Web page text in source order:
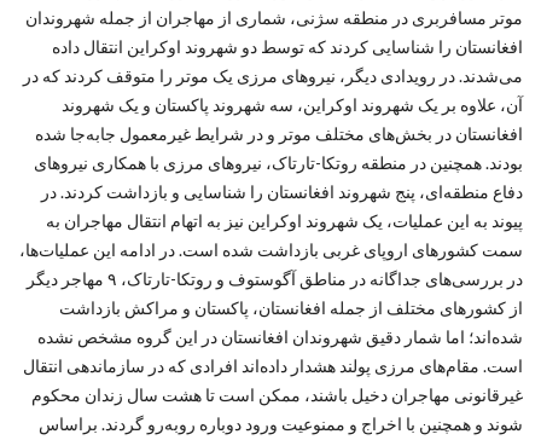
موتر مسافربری در منطقه سژنی، شماری از مهاجران از جمله شهروندان
افغانستان را شناسایی کردند که توسط دو شهروند اوکراین انتقال داده
می‌شدند. در رویدادی دیگر، نیروهای مرزی یک موتر را متوقف کردند که در
آن، علاوه بر یک شهروند اوکراین، سه شهروند پاکستان و یک شهروند
افغانستان در بخش‌های مختلف موتر و در شرایط غیرمعمول جابه‌جا شده
بودند. همچنین در منطقه روتکا-تارتاک، نیروهای مرزی با همکاری نیروهای
دفاع منطقه‌ای، پنج شهروند افغانستان را شناسایی و بازداشت کردند. در
پیوند به این عملیات، یک شهروند اوکراین نیز به اتهام انتقال مهاجران به
سمت کشورهای اروپای غربی بازداشت شده است. در ادامه این عملیات‌ها،
در بررسی‌های جداگانه در مناطق آگوستوف و روتکا-تارتاک، ۹ مهاجر دیگر
از کشورهای مختلف از جمله افغانستان، پاکستان و مراکش بازداشت
شده‌اند؛ اما شمار دقیق شهروندان افغانستان در این گروه مشخص نشده
است. مقام‌های مرزی پولند هشدار داده‌اند افرادی که در سازماندهی انتقال
غیرقانونی مهاجران دخیل باشند، ممکن است تا هشت سال زندان محکوم
شوند و همچنین با اخراج و ممنوعیت ورود دوباره روبه‌رو گردند. براساس